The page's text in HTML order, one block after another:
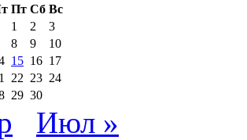
Пт Сб Вс
1
2
3
8 9
10
15 16 17
22 23 24
29 30
Июл »